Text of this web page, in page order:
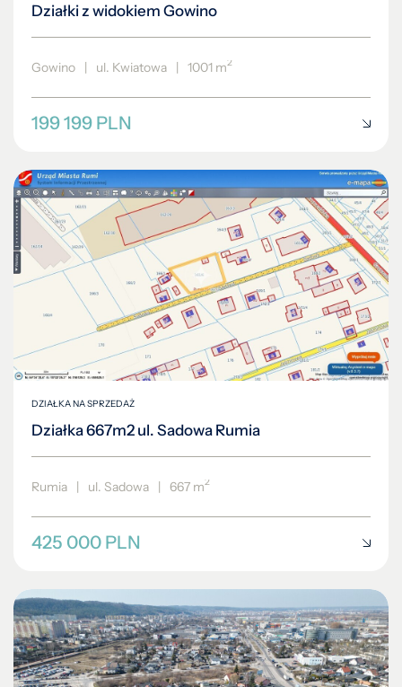
Działki z widokiem Gowino
Gowino | ul. Kwiatowa | 1001 m2
199 199 PLN
DZIAŁKA NA SPRZEDAŻ
Działka 667m2 ul. Sadowa Rumia
Rumia ul. Sadowa 667 m2
425 000 PLN